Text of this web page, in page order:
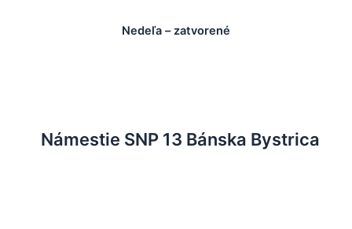
Nedeľa – zatvorené
Námestie SNP 13 Bánska Bystrica